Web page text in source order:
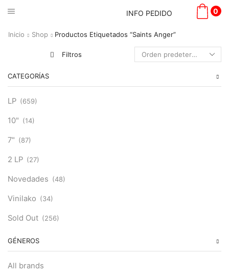
INFO PEDIDO 0
Inicio Shop Productos Etiquetados “Saints Anger”
Filtros
CATEGORÍAS
LP (659)
10" (14)
7" (87)
2 LP (27)
Novedades (48)
Vinilako (34)
Sold Out (256)
GÉNEROS
All brands